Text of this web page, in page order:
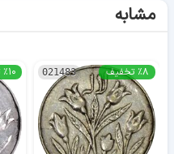
مشابه
021483 ٪۸ تخفیف ٪۱۰ تخفیف